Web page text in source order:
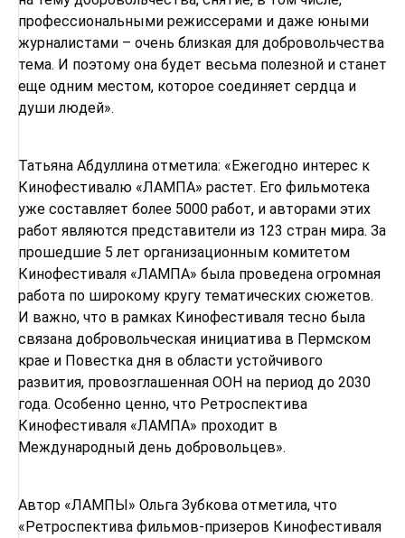
профессиональными режиссерами и даже юными
журналистами – очень близкая для добровольчества
тема. И поэтому она будет весьма полезной и станет
еще одним местом, которое соединяет сердца и
души людей».
Татьяна Абдуллина отметила: «Ежегодно интерес к
Кинофестивалю «ЛАМПА» растет. Его фильмотека
уже составляет более 5000 работ, и авторами этих
работ являются представители из 123 стран мира. За
прошедшие 5 лет организационным комитетом
Кинофестиваля «ЛАМПА» была проведена огромная
работа по широкому кругу тематических сюжетов.
И важно, что в рамках Кинофестиваля тесно была
связана добровольческая инициатива в Пермском
крае и Повестка дня в области устойчивого
развития, провозглашенная ООН на период до 2030
года. Особенно ценно, что Ретроспектива
Кинофестиваля «ЛАМПА» проходит в
Международный день добровольцев».
Автор «ЛАМПЫ» Ольга Зубкова отметила, что
«Ретроспектива фильмов-призеров Кинофестиваля